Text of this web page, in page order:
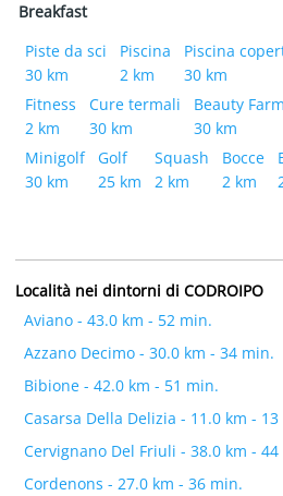
Breakfast
Piste da sci
30 km
Piscina
2 km
Piscina
30 km
Fitness
2 km
Cure termali
30 km
Beauty Farm
30 km
Minigolf
30 km
Golf
25 km
Squash
2 km
Bocce
2 km
Località nei dintorni di CODROIPO
Aviano - 43.0 km - 52 min.
Azzano Decimo - 30.0 km - 34 min.
Bibione - 42.0 km - 51 min.
Casarsa Della Delizia - 11.0 km -
Cervignano Del Friuli - 38.0 km -
Cordenons - 27.0 km - 36 min.